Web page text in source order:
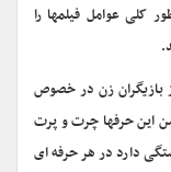
کلی عوامل فیلمها را
بازیگران زن در خصوص
این حرفها چرت و پرت
دارد در هر حرفه ای